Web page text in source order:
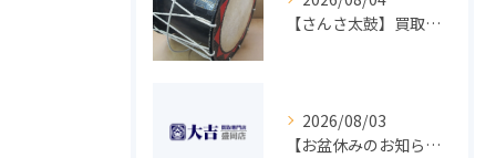
【さんさ太鼓】買取 大吉盛岡店 楽器 買取します！！
2026/08/03
【お盆休みのお知らせ】買取専門 大吉 盛岡店